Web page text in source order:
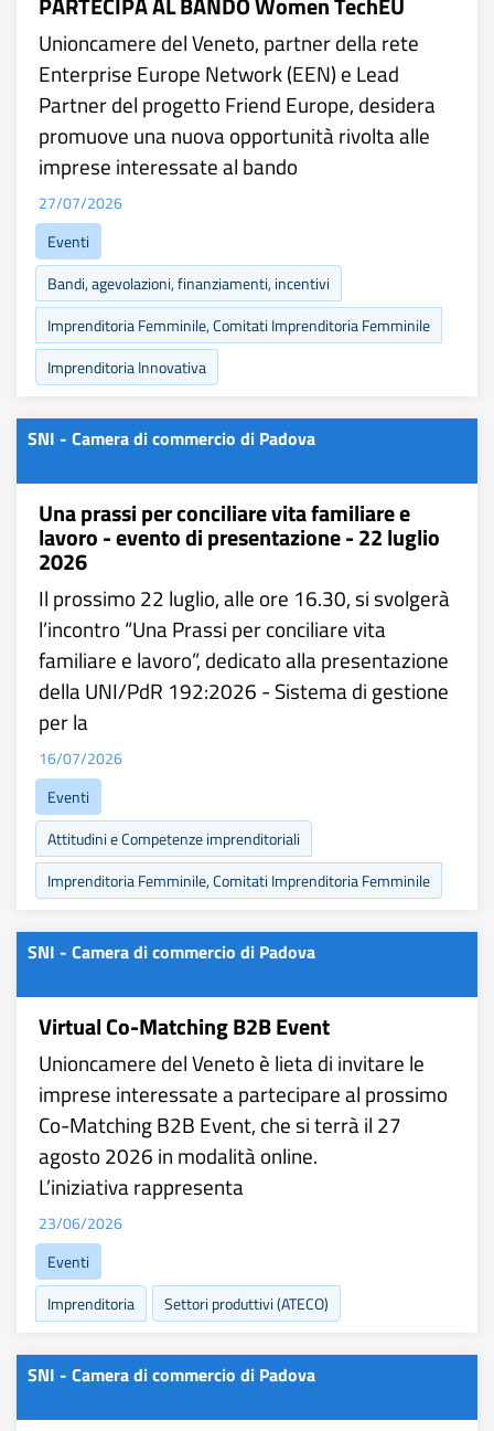
Unioncamere del Veneto, partner della rete
Enterprise Europe Network (EEN) e Lead
Partner del progetto Friend Europe, desidera
promuove una nuova opportunità rivolta alle
imprese interessate al bando
27/07/2026
Eventi
Bandi, agevolazioni, finanziamenti, incentivi
Imprenditoria Femminile, Comitati Imprenditoria Femminile
Imprenditoria Innovativa
SNI - Camera di commercio di Padova
Una prassi per conciliare vita familiare e
lavoro - evento di presentazione - 22 luglio
2026
Il prossimo 22 luglio, alle ore 16.30, si svolgerà
l’incontro “Una Prassi per conciliare vita
familiare e lavoro”, dedicato alla presentazione
della UNI/PdR 192:2026 - Sistema di gestione
per la
16/07/2026
Eventi
Attitudini e Competenze imprenditoriali
Imprenditoria Femminile, Comitati Imprenditoria Femminile
SNI - Camera di commercio di Padova
Virtual Co-Matching B2B Event
Unioncamere del Veneto è lieta di invitare le
imprese interessate a partecipare al prossimo
Co-Matching B2B Event, che si terrà il 27
agosto 2026 in modalità online.
L’iniziativa rappresenta
23/06/2026
Eventi
Imprenditoria
Settori produttivi (ATECO)
SNI - Camera di commercio di Padova